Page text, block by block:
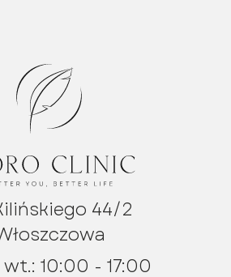
44/2
10:00 - 17:00